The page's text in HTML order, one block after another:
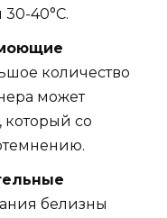
40°C.
количество
может
который со
белизны